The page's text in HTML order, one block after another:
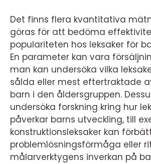
Det finns flera kvantitativa
göras för att bedöma
populariteten hos leksaker för
En parameter kan vara
man kan undersöka vilka
sålda eller mest eftertraktade
barn i den åldersgruppen.
undersöka forskning kring hur
påverkar barns utveckling, till
konstruktionsleksaker kan
problemlösningsförmåga eller
målarverktygens inverkan på